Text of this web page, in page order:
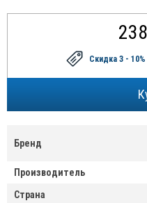
Скидка 3 - 10%
Бренд
Производитель
Страна